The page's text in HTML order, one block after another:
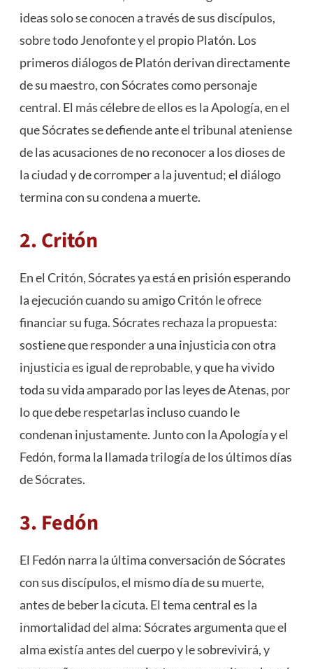
ideas solo se conocen a través de sus discípulos,
sobre todo Jenofonte y el propio Platón. Los
primeros diálogos de Platón derivan directamente
de su maestro, con Sócrates como personaje
central. El más célebre de ellos es la Apología, en el
que Sócrates se defiende ante el tribunal ateniense
de las acusaciones de no reconocer a los dioses de
la ciudad y de corromper a la juventud; el diálogo
termina con su condena a muerte.
2. Critón
En el Critón, Sócrates ya está en prisión esperando
la ejecución cuando su amigo Critón le ofrece
financiar su fuga. Sócrates rechaza la propuesta:
sostiene que responder a una injusticia con otra
injusticia es igual de reprobable, y que ha vivido
toda su vida amparado por las leyes de Atenas, por
lo que debe respetarlas incluso cuando le
condenan injustamente. Junto con la Apología y el
Fedón, forma la llamada trilogía de los últimos días
de Sócrates.
3. Fedón
El Fedón narra la última conversación de Sócrates
con sus discípulos, el mismo día de su muerte,
antes de beber la cicuta. El tema central es la
inmortalidad del alma: Sócrates argumenta que el
alma existía antes del cuerpo y le sobrevivirá, y